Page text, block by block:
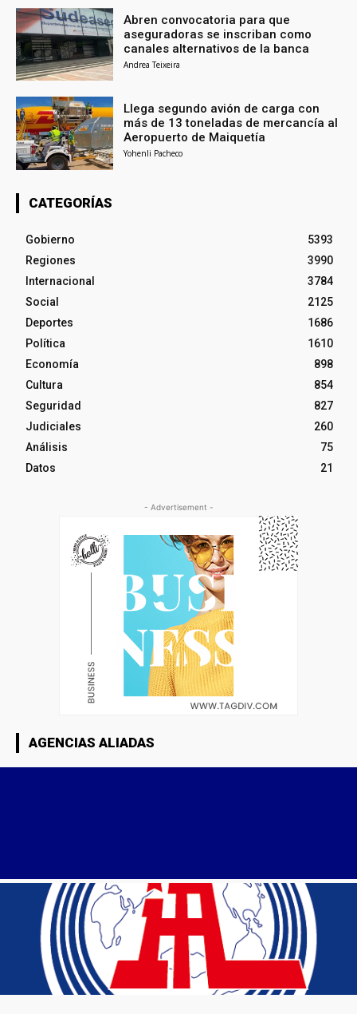
Abren convocatoria para que
aseguradoras se inscriban como
canales alternativos de la banca
Andrea Teixeira
Llega segundo avión de carga con
más de 13 toneladas de mercancía al
Aeropuerto de Maiquetía
Yohenli Pacheco
CATEGORÍAS
Gobierno
5393
Regiones
3990
Internacional
3784
Social
2125
Deportes
1686
Política
1610
Economía
898
Cultura
854
Seguridad
827
Judiciales
260
Análisis
75
Datos
21
- Advertisement -
AGENCIAS ALIADAS